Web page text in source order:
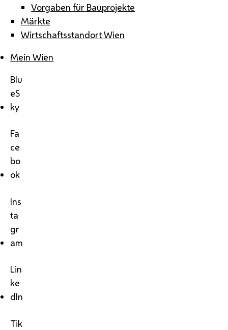
Vorgaben für Bauprojekte
Märkte
Wirtschaftsstandort Wien
Mein Wien
Blu
eS
ky
Fa
ce
bo
ok
Ins
ta
gr
am
Lin
ke
dIn
Tik